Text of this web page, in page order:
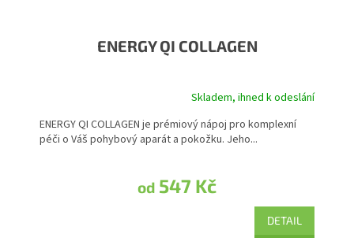
ENERGY QI COLLAGEN
Průměrné hodnocení produktu je 5,0 z 5 hvězdiček.
Skladem, ihned k odeslání
od 547 Kč
DETAIL
ENERGY QI COLLAGEN je prémiový nápoj pro komplexní
péči o Váš pohybový aparát a pokožku. Jeho...